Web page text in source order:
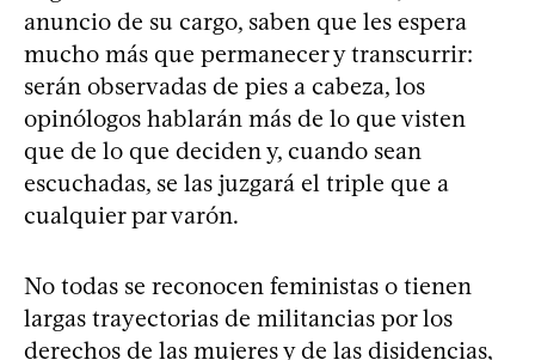
anuncio de su cargo, saben que les espera
mucho más que permanecer y transcurrir:
serán observadas de pies a cabeza, los
opinólogos hablarán más de lo que visten
que de lo que deciden y, cuando sean
escuchadas, se las juzgará el triple que a
cualquier par varón.
No todas se reconocen feministas o tienen
largas trayectorias de militancias por los
derechos de las mujeres y de las disidencias,